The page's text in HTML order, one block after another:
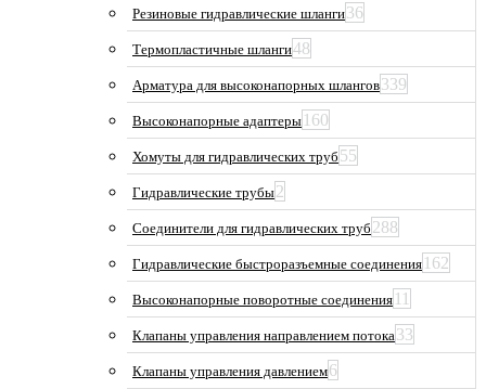
Резиновые гидравлические шланги36
Термопластичные шланги48
Арматура для высоконапорных шлангов339
Высоконапорные адаптеры 160
Хомуты для гидравлических труб 55
Гидравлические трубы2
Соединители для гидравлических труб 288
Гидравлические быстроразъемные соединения 162
Высоконапорные поворотные соединения 11
Клапаны управления направлением потока33
Клапаны управления давлением6